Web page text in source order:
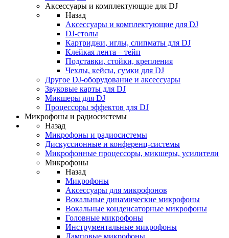
Аксессуары и комплектующие для DJ
Назад
Аксессуары и комплектующие для DJ
DJ-столы
Картриджи, иглы, слипматы для DJ
Клейкая лента – тейп
Подставки, стойки, крепления
Чехлы, кейсы, сумки для DJ
Другое DJ-оборудование и аксессуары
Звуковые карты для DJ
Микшеры для DJ
Процессоры эффектов для DJ
Микрофоны и радиосистемы
Назад
Микрофоны и радиосистемы
Дискуссионные и конференц-системы
Микрофонные процессоры, микшеры, усилители
Микрофоны
Назад
Микрофоны
Аксессуары для микрофонов
Вокальные динамические микрофоны
Вокальные конденсаторные микрофоны
Головные микрофоны
Инструментальные микрофоны
Ламповые микрофоны